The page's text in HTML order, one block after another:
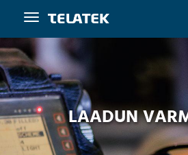
Navigaatio
LAADUN